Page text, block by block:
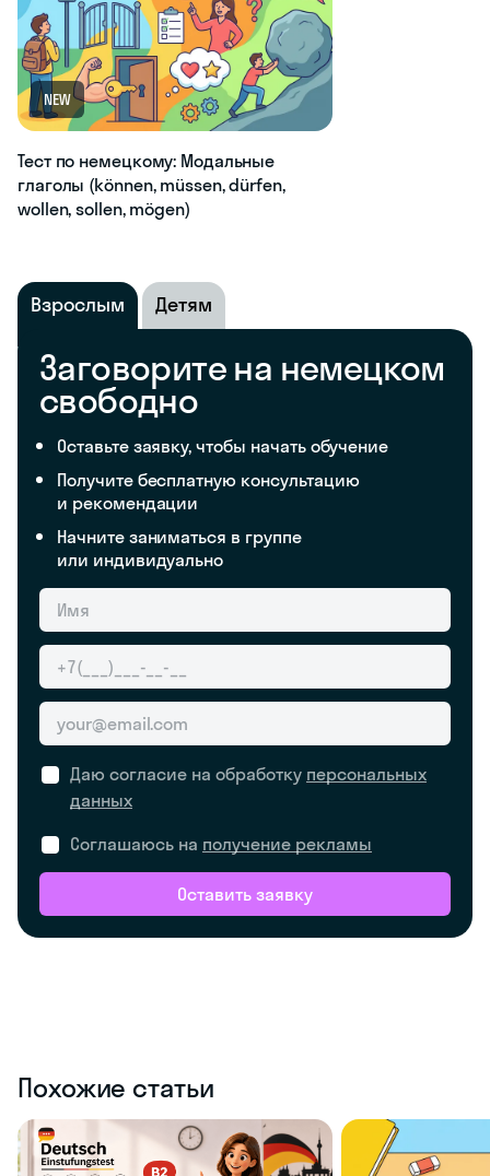
NEW
Тест по немецкому: Модальные
глаголы (können, müssen, dürfen,
wollen, sollen, mögen)
Взрослым Детям
Заговорите на немецком
свободно
Оставьте заявку, чтобы начать обучение
Получите бесплатную консультацию
и рекомендации
Начните заниматься в группе
или индивидуально
Даю согласие на обработку персональных
данных
Соглашаюсь на получение рекламы
Оставить заявку
Похожие статьи